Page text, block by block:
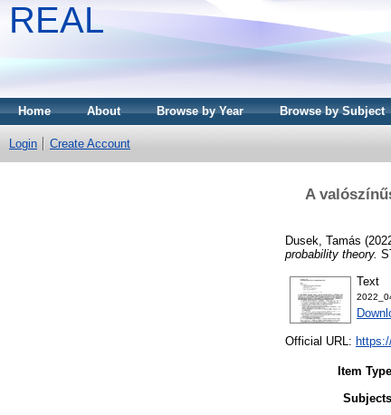
REAL
Home About Browse by Year Browse by Subject
Login Create Account
A
Dusek, Tamás
probability theory.
Text
Official URL:
Item